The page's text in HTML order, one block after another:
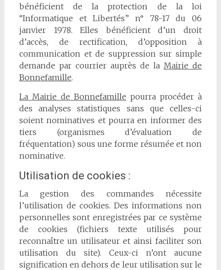
bénéficient de la protection de la loi
“Informatique et Libertés” n° 78-17 du 06
janvier 1978. Elles bénéficient d’un droit
d’accès, de rectification, d’opposition à
communication et de suppression sur simple
demande par courrier auprès de laMairie de
Bonnefamille.
La Mairie de Bonnefamille pourra procéder à
des analyses statistiques sans que celles-ci
soient nominatives et pourra en informer des
tiers (organismes d’évaluation de
fréquentation) sous une forme résumée et non
nominative.
Utilisation de cookies :
La gestion des commandes nécessite
l’utilisation de cookies. Des informations non
personnelles sont enregistrées par ce système
de cookies (fichiers texte utilisés pour
reconnaître un utilisateur et ainsi faciliter son
utilisation du site). Ceux-ci n’ont aucune
signification en dehors de leur utilisation sur le